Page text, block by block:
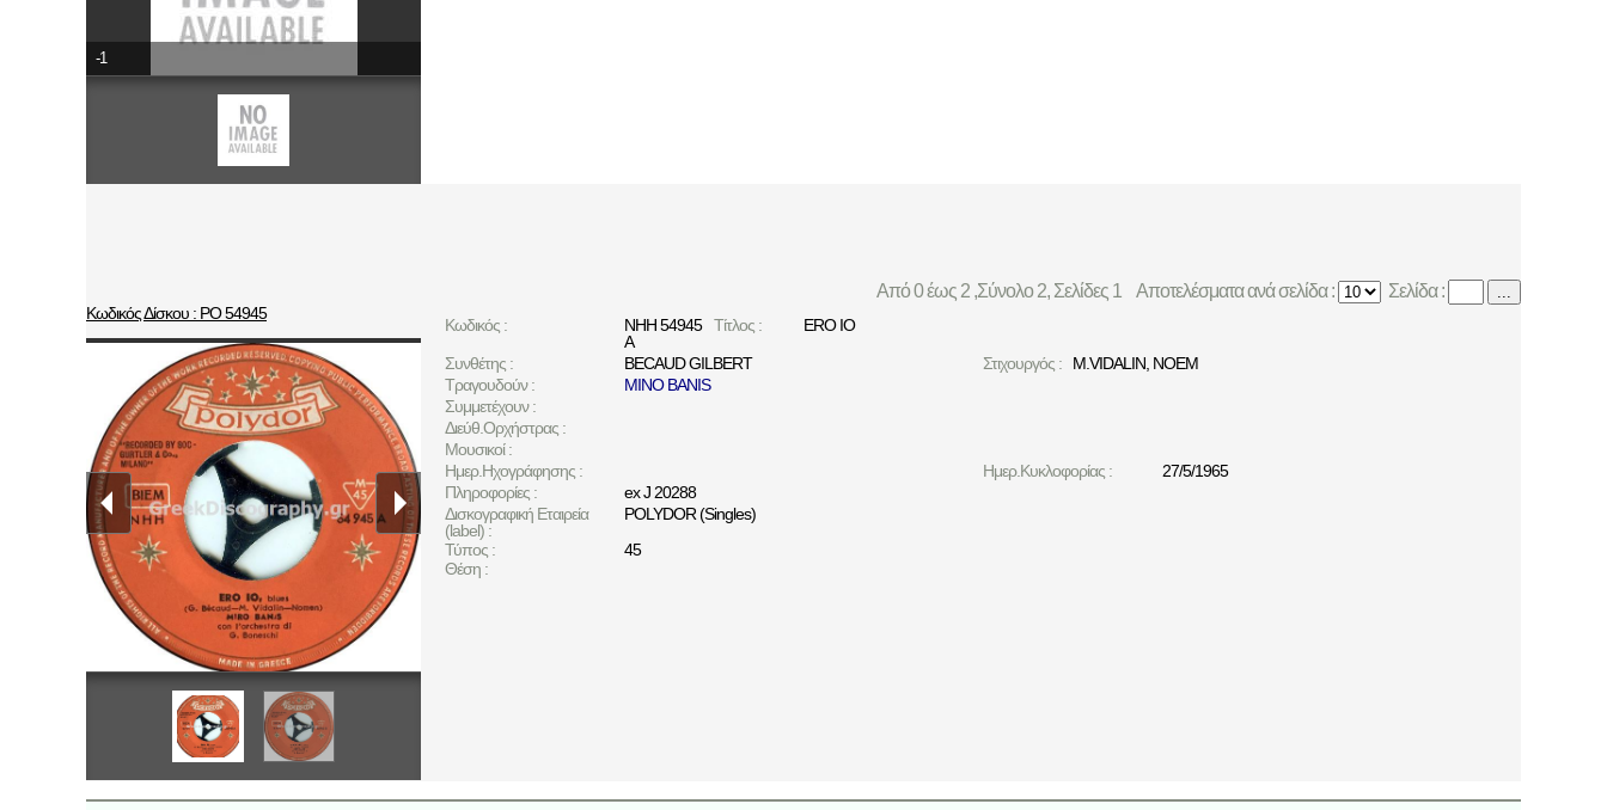
-1
Από 0 έως 2 ,Σύνολο 2, Σελίδες 1 Αποτελέσματα ανά σελίδα : Σελίδα : ...
Κωδικός Δίσκου : ΡΟ 54945
Κωδικός :
ΝΗΗ 54945
Α
Τίτλος :
ERO IO
Συνθέτης :
BECAUD GILBERT Στιχουργός : M.VIDALIN, NOEM
Τραγουδούν :
MINO BANIS
Συμμετέχουν :
Διεύθ.Ορχήστρας :
Μουσικοί :
Ημερ.Ηχογράφησης :
Ημερ.Κυκλοφορίας :
27/5/1965
Πληροφορίες :
ex J 20288
Δισκογραφική Εταιρεία
(label) :
POLYDOR (Singles)
Τύπος :
45
Θέση :